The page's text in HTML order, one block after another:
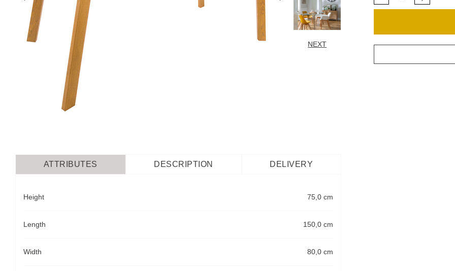
NEXT
ATTRIBUTES DESCRIPTION DELIVERY
Height 75,0 cm
Length 150,0 cm
Width 80,0 cm